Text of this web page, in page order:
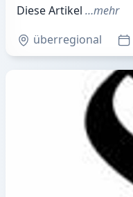
Diese Artikel …mehr
überregional